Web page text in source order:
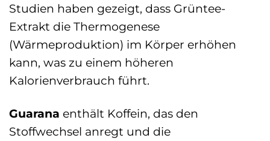
Studien haben gezeigt, dass Grüntee-
Extrakt die Thermogenese
(Wärmeproduktion) im Körper erhöhen
kann, was zu einem höheren
Kalorienverbrauch führt.
Guarana enthält Koffein, das den
Stoffwechsel anregt und die